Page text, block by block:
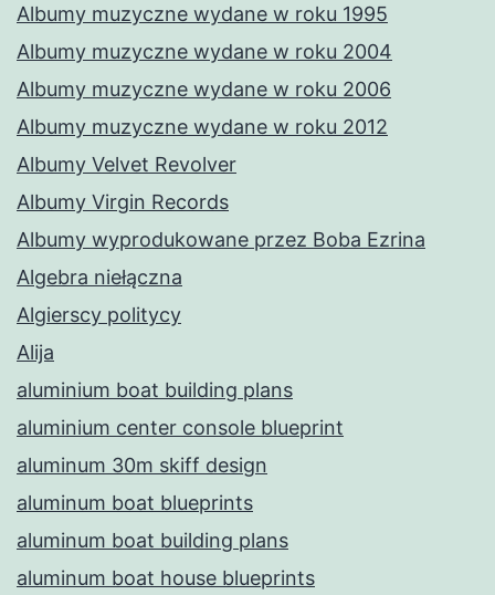
Albumy muzyczne wydane w roku 1995
Albumy muzyczne wydane w roku 2004
Albumy muzyczne wydane w roku 2006
Albumy muzyczne wydane w roku 2012
Albumy Velvet Revolver
Albumy Virgin Records
Albumy wyprodukowane przez Boba Ezrina
Algebra niełączna
Algierscy politycy
Alija
aluminium boat building plans
aluminium center console blueprint
aluminum 30m skiff design
aluminum boat blueprints
aluminum boat building plans
aluminum boat house blueprints